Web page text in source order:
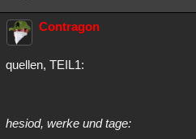
Contragon
quellen, TEIL1:
hesiod, werke und tage: